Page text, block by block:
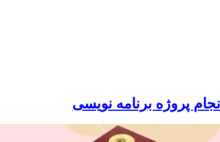
پروژه برنامه نویسی